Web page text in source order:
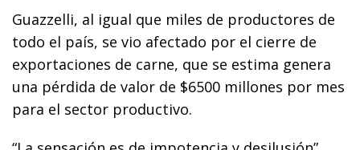
Guazzelli, al igual que miles de productores de
todo el país, se vio afectado por el cierre de
exportaciones de carne, que se estima genera
una pérdida de valor de $6500 millones por mes
para el sector productivo.